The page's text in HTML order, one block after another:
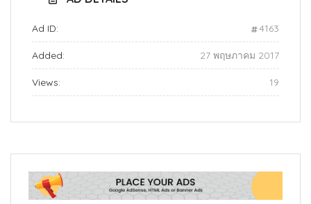
Ad ID: 4163
Added: 27 พฤษภาคม 2017
Views: 19